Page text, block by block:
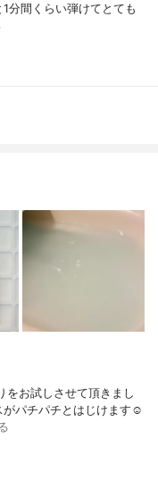
分間くらい弾けてとても
をお試しさせて頂きまし
がパチパチとはじけます☺︎